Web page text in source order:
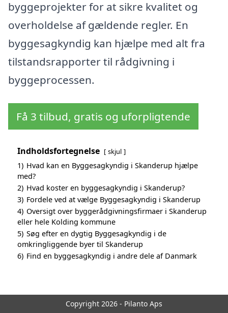
byggeprojekter for at sikre kvalitet og
overholdelse af gældende regler. En
byggesagkyndig kan hjælpe med alt fra
tilstandsrapporter til rådgivning i
byggeprocessen.
Få 3 tilbud, gratis og uforpligtende
Indholdsfortegnelse skjul
1) Hvad kan en Byggesagkyndig i Skanderup hjælpe
med?
2) Hvad koster en byggesagkyndig i Skanderup?
3) Fordele ved at vælge Byggesagkyndig i Skanderup
4) Oversigt over byggerådgivningsfirmaer i Skanderup
eller hele Kolding kommune
5) Søg efter en dygtig Byggesagkyndig i de
omkringliggende byer til Skanderup
6) Find en byggesagkyndig i andre dele af Danmark
Copyright 2026 - Pilanto Aps